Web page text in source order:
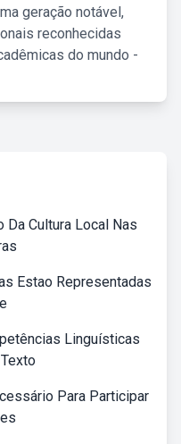
geração notável,
reconhecidas
do mundo -
Cultura Local Nas
Estao Representadas
Linguísticas
Para Participar